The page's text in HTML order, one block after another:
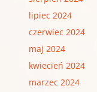
lipiec 2024
czerwiec 2024
maj 2024
kwiecień 2024
marzec 2024